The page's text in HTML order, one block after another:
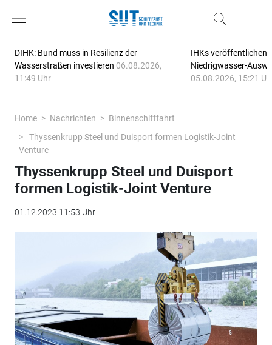
DIHK: Bund muss in Resilienz der
Wasserstraßen investieren 06.08.2026,
11:49 Uhr
IHKs veröffentlichen
Niedrigwasser-
05.08.2026, 15:21
Home Nachrichten
Binnenschifffahrt
Thyssenkrupp Steel und Duisport formen Logistik-Joint
Venture
Thyssenkrupp Steel und Duisport
formen Logistik-Joint Venture
01.12.2023 11:53 Uhr